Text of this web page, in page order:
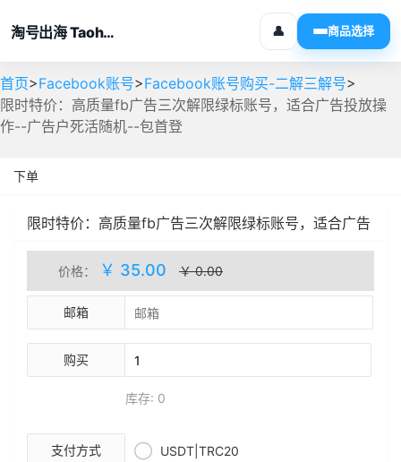
淘号出海 Taohaochuhai 👤 商品选择
首页>Facebook账号>Facebook账号购买-二解三解号>
限时特价：高质量fb广告三次解限绿标账号，适合广告投放操
作--广告户死活随机--包首登
下单
限时特价：高质量fb广告三次解限绿标账号，适合广告
投放操作--广告户死活随机--包首登
价格： ￥ 35.00 ￥ 0.00
邮箱
购买
库存: 0
支付方式  USDT|TRC20